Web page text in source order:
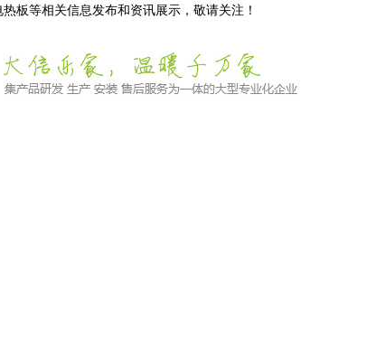
板等相关信息发布和资讯展示，敬请关注！